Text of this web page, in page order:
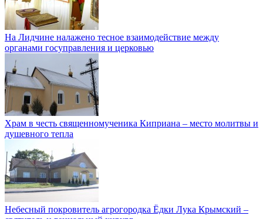
На Лидчине налажено тесное взаимодействие между
органами госуправления и церковью
Храм в честь священномученика Киприана – место молитвы и
душевного тепла
Небесный покровитель агрогородка Ёдки Лука Крымский –